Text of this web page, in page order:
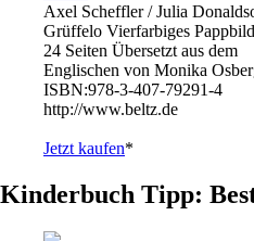
Axel Scheffler / Julia
Grüffelo Vierfarbiges
24 Seiten Übersetzt aus dem
Englischen von Monika
ISBN:978-3-407-79291-4
http://www.beltz.de
Jetzt kaufen*
Kinderbuch Tipp: